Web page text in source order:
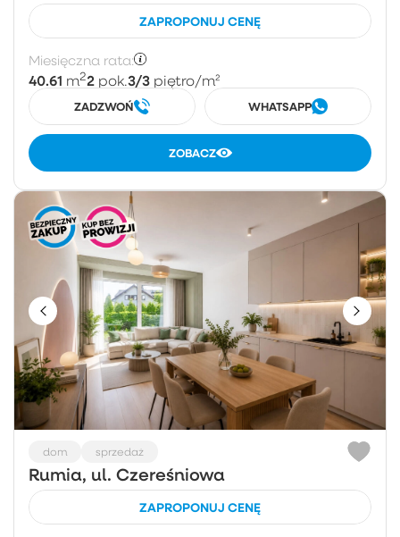
ZAPROPONUJ CENĘ
Miesięczna rata:
40.61 m22 pok.3/3 piętro/m²
ZADZWOŃ WHATSAPP
ZOBACZ
dom sprzedaż
Rumia, ul. Czereśniowa
ZAPROPONUJ CENĘ